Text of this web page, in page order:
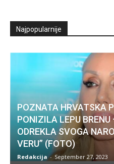
Najpopularnije
POZNATA HRVATSKA
PONIZILA LEPU
ODREKLA SVOGA
VERU” (FOTO)
Redakcija - September 27, 2023